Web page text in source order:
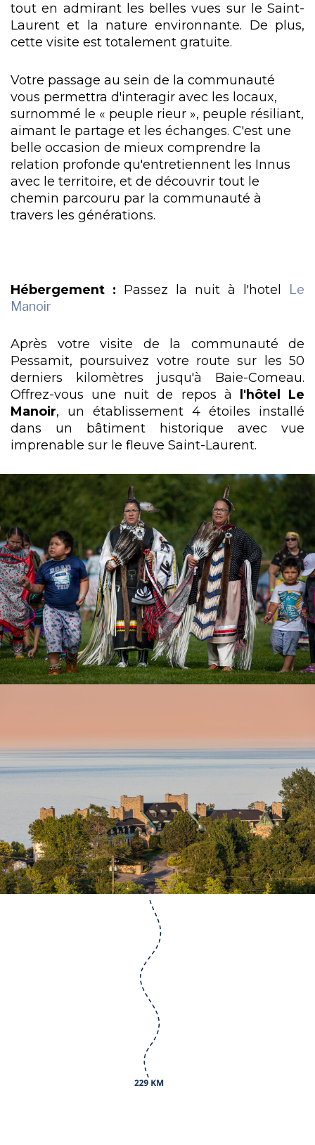
tout en admirant les belles vues sur le Saint-
Laurent et la nature environnante. De plus,
cette visite est totalement gratuite.
Votre passage au sein de la communauté
vous permettra d'interagir avec les locaux,
surnommé le « peuple rieur », peuple résiliant,
aimant le partage et les échanges. C'est une
belle occasion de mieux comprendre la
relation profonde qu'entretiennent les Innus
avec le territoire, et de découvrir tout le
chemin parcouru par la communauté à
travers les générations.
Hébergement : Passez la nuit à l'hotel Le
Manoir
Après votre visite de la communauté de
Pessamit, poursuivez votre route sur les 50
derniers kilomètres jusqu'à Baie-Comeau.
Offrez-vous une nuit de repos à
l'hôtel Le
Manoir, un établissement 4 étoiles installé
dans un bâtiment historique avec vue
imprenable sur le fleuve Saint-Laurent.